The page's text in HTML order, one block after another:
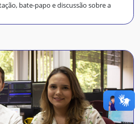
bate-papo e discussão sobre a